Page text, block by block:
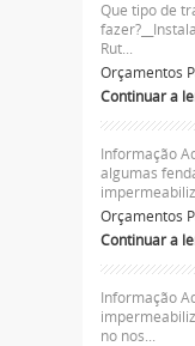
Que tipo de
Rut...
Orçamentos
Continuar a
Informação
algumas
Orçamentos
Continuar a
Informação
no nos...